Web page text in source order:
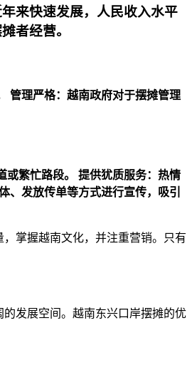
来快速发展，人民收入水平
者经营。
管理严格：越南政府对于摆摊管理
繁忙路段。
提供犹质服务：热情
、发放传单等方式进行宣传，吸引
掌握越南文化，并注重营销。只有
发展空间。越南东兴口岸摆摊的优